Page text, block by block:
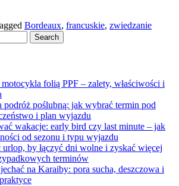
Bordeaux, francuskie, zwiedzanie
folią PPF – zalety, właściwości i
podróż poślubną: jak wybrać termin pod
i plan wyjazdu
wakacje: early bird czy last minute – jak
od sezonu i typu wyjazdu
urlop, by łączyć dni wolne i zyskać więcej
terminów
na Karaiby: pora sucha, deszczowa i